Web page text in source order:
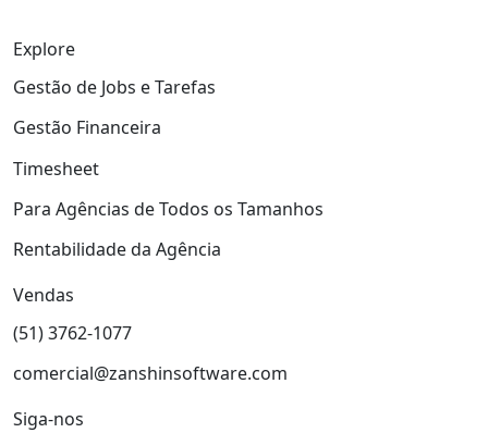
Explore
Gestão de Jobs e Tarefas
Gestão Financeira
Timesheet
Para Agências de Todos os Tamanhos
Rentabilidade da Agência
Vendas
(51) 3762-1077
comercial@zanshinsoftware.com
Siga-nos